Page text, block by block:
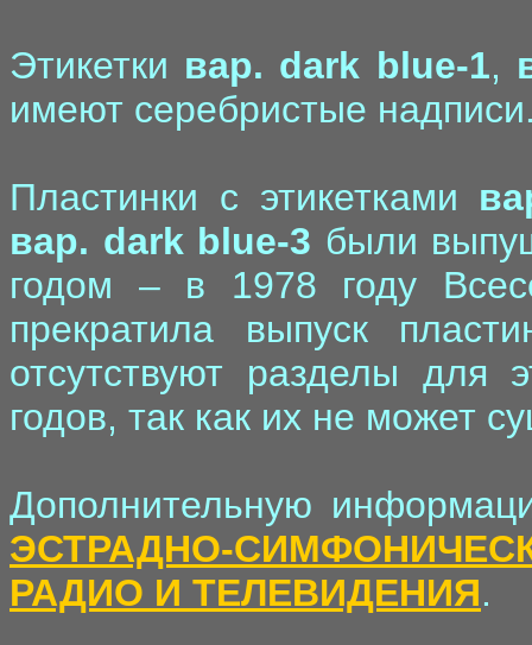
Этикетки вар. dark blue-1,
имеют серебристые
Пластинки с этикетками
вар. dark blue-3 были
годом – в 1978 году
прекратила выпуск
отсутствуют разделы
годов, так как их не может
Дополнительную
ЭСТРАДНО-
РАДИО И ТЕЛЕВИДЕНИЯ.